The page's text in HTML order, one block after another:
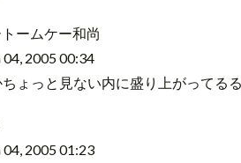
トームケー和尚
2005 00:34
ょっと見ない内に盛り上がってるる
2005 01:23